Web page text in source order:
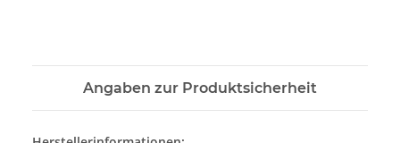
Angaben zur Produktsicherheit